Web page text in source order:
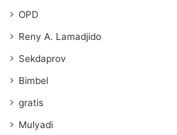
OPD
Reny A. Lamadjido
Sekdaprov
Bimbel
gratis
Mulyadi